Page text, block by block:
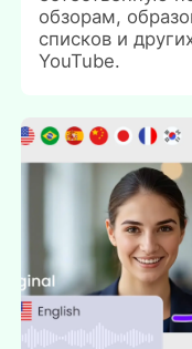
обзорам,
списков и
YouTube.